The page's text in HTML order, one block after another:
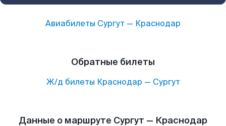
Авиабилеты Сургут — Краснодар
Обратные билеты
Ж/д билеты Краснодар — Сургут
Данные о маршруте Сургут — Краснодар